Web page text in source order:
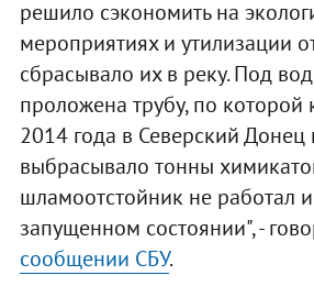
решило сэкономить на
мероприятиях и утилизации
сбрасывало их в реку. Под
проложена трубу, по
2014 года в Северский Донец
выбрасывало тонны
шламоотстойник не работал
запущенном состоянии", -
сообщении СБУ.